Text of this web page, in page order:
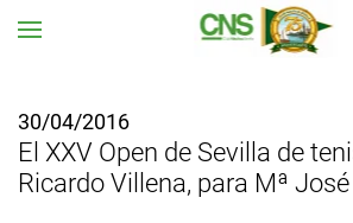
30/04/2016
El XXV Open de Sevilla de
Ricardo Villena, para Mª